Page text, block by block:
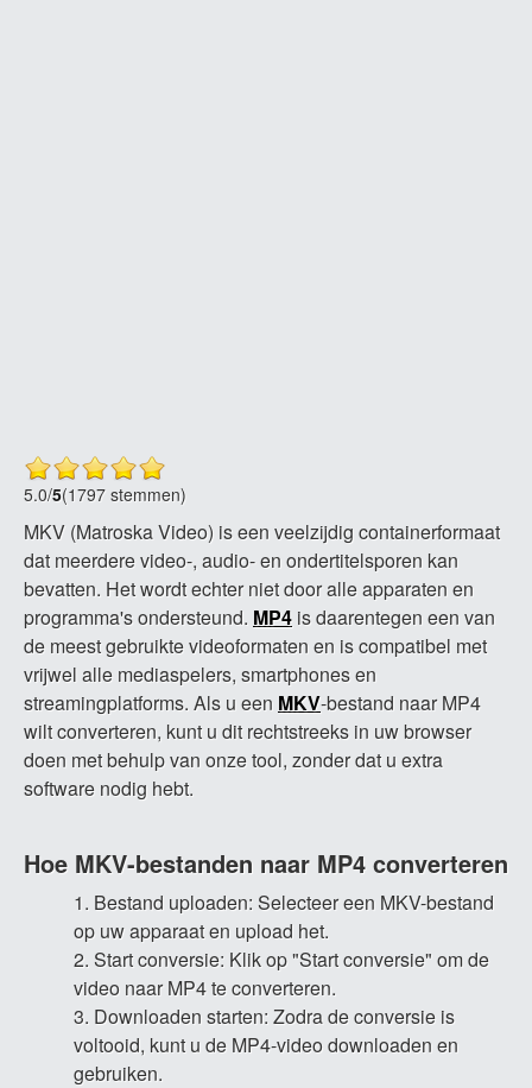
5.0/5(1797 stemmen)
MKV (Matroska Video) is een veelzijdig containerformaat
dat meerdere video-, audio- en ondertitelsporen kan
bevatten. Het wordt echter niet door alle apparaten en
programma's ondersteund. MP4 is daarentegen een van
de meest gebruikte videoformaten en is compatibel met
vrijwel alle mediaspelers, smartphones en
streamingplatforms. Als u een MKV-bestand naar MP4
wilt converteren, kunt u dit rechtstreeks in uw browser
doen met behulp van onze tool, zonder dat u extra
software nodig hebt.
Hoe MKV-bestanden naar MP4 converteren
Bestand uploaden: Selecteer een MKV-bestand
op uw apparaat en upload het.
Start conversie: Klik op "Start conversie" om de
video naar MP4 te converteren.
Downloaden starten: Zodra de conversie is
voltooid, kunt u de MP4-video downloaden en
gebruiken.